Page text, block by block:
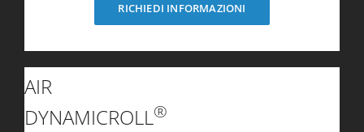
RICHIEDI INFORMAZIONI
AIR
DYNAMICROLL®